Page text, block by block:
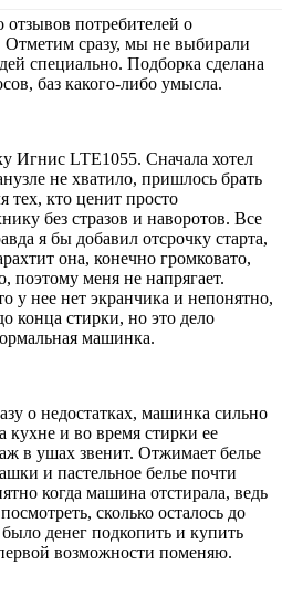
отзывов потребителей о
сразу, мы не выбирали
специально. Подборка сделана
баз какого-либо умысла.
Игнис LTE1055. Сначала хотел
не хватило, пришлось брать
тех, кто ценит просто
без стразов и наворотов. Все
я бы добавил отсрочку старта,
она, конечно громковато,
поэтому меня не напрягает.
у нее нет экранчика и непонятно,
конца стирки, но это дело
машинка.
о недостатках, машинка сильно
и во время стирки ее
в ушах звенит. Отжимает белье
и пастельное белье почти
когда машина отстирала, ведь
сколько осталось до
денег подкопить и купить
возможности поменяю.